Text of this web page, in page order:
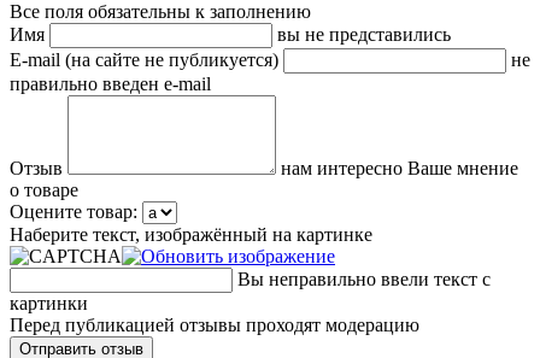
Все поля обязательны к заполнению
Имя
вы не представились
E-mail (на сайте не публикуется)
не
правильно введен e-mail
Отзыв
нам интересно Ваше мнение
о товаре
Оцените товар:
Наберите текст, изображённый на картинке
Вы неправильно ввели текст с
картинки
Перед публикацией отзывы проходят модерацию